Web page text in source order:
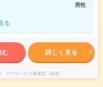
男性
る
む 詳しく見る
ケアサービス事業部（保育）